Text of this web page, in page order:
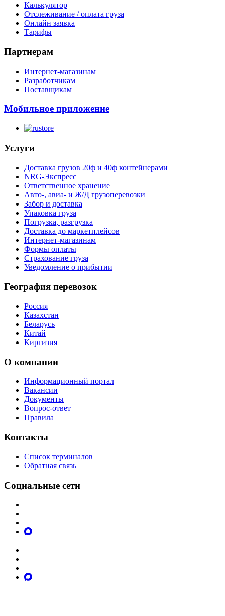
Калькулятор
Отслеживание / оплата груза
Онлайн заявка
Тарифы
Партнерам
Интернет-магазинам
Разработчикам
Поставщикам
Мобильное приложение
Услуги
Доставка грузов 20ф и 40ф контейнерами
NRG-Экспресс
Ответственное хранение
Авто-, авиа- и Ж/Д грузоперевозки
Забор и доставка
Упаковка груза
Погрузка, разгрузка
Доставка до маркетплейсов
Интернет-магазинам
Формы оплаты
Страхование груза
Уведомление о прибытии
География перевозок
Россия
Казахстан
Беларусь
Китай
Киргизия
О компании
Информационный портал
Вакансии
Документы
Вопрос-ответ
Правила
Контакты
Список терминалов
Обратная связь
Социальные сети